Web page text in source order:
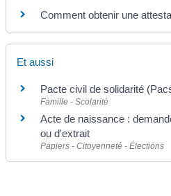
Comment obtenir une
Et aussi
Pacte civil de solidarité
Famille - Scolarité
Acte de naissance :
ou d'extrait
Papiers - Citoyenneté - Élections